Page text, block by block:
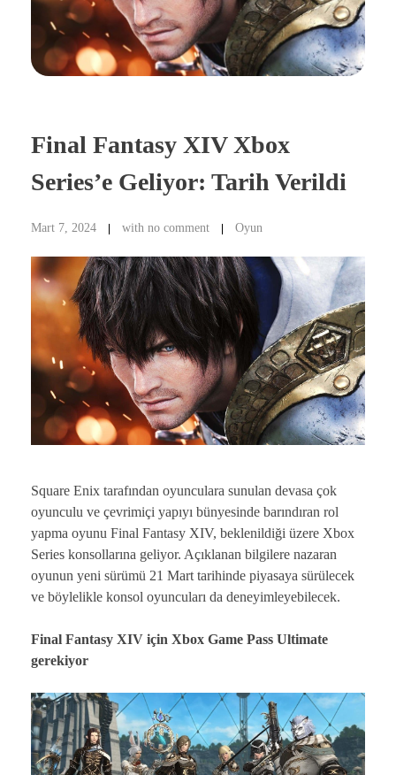
Final Fantasy XIV Xbox
Series’e Geliyor: Tarih Verildi
Mart 7, 2024 with no comment Oyun
Square Enix tarafından oyunculara sunulan devasa çok
oyunculu ve çevrimiçi yapıyı bünyesinde barındıran rol
yapma oyunu Final Fantasy XIV, beklenildiği üzere Xbox
Series konsollarına geliyor. Açıklanan bilgilere nazaran
oyunun yeni sürümü 21 Mart tarihinde piyasaya sürülecek
ve böylelikle konsol oyuncuları da deneyimleyebilecek.
Final Fantasy XIV için Xbox Game Pass Ultimate
gerekiyor